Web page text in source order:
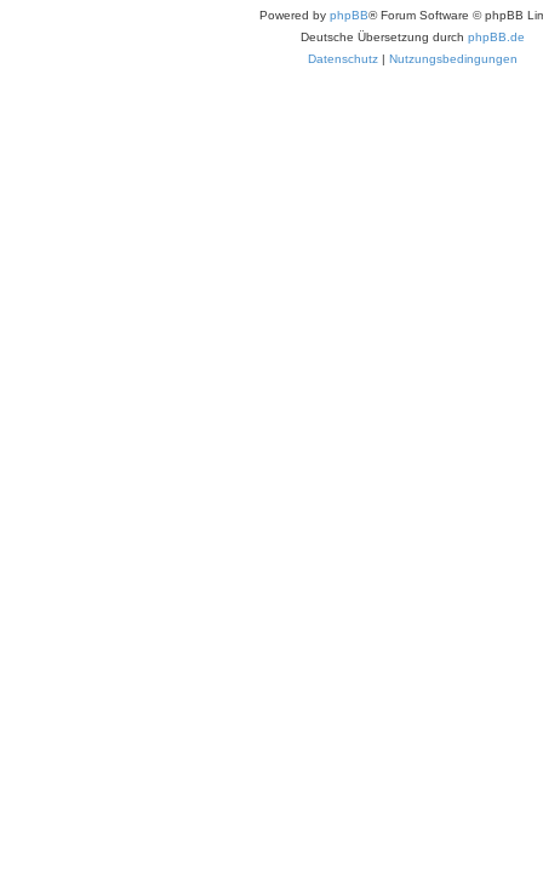
Powered by phpBB® Forum Software © phpBB
Deutsche Übersetzung durch phpBB.de
Datenschutz | Nutzungsbedingungen